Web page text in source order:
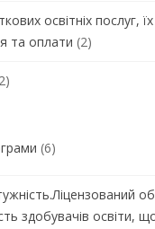
освітніх послуг,
та оплати (2)
(6)
здобувачів освіти,